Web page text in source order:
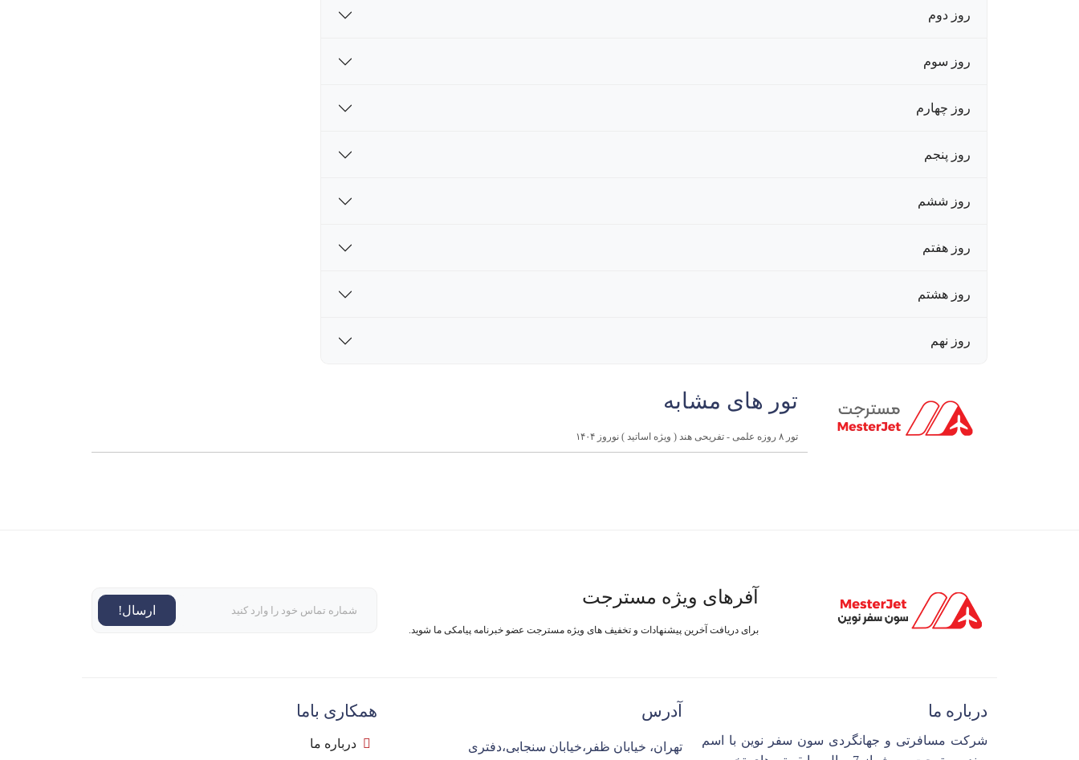
روز دوم
روز سوم
روز چهارم
روز پنجم
روز ششم
روز هفتم
روز هشتم
روز نهم
تور های مشابه
تور ۸ روزه علمی - تفریحی هند ( ویژه اساتید ) نوروز ۱۴۰۴
آفرهای ویژه مسترجت
برای دریافت آخرین پیشنهادات و تخفیف های ویژه مسترجت عضو خبرنامه پیامکی ما شوید.
ارسال!
درباره ما
شرکت مسافرتی و جهانگردی سون سفر نوین با اسم
آدرس
تهران، خیابان ظفر،خیابان سنجابی،دفتری
همکاری باما
درباره ما